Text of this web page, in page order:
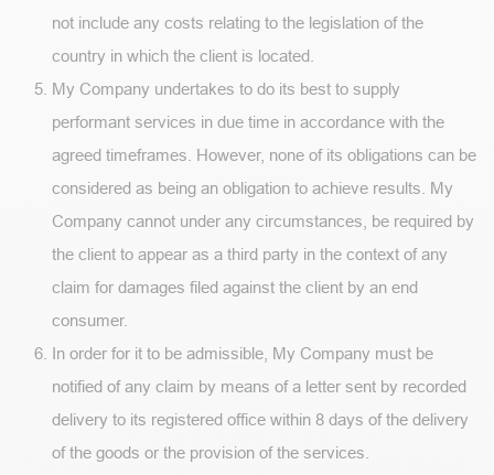
not include any costs relating to the legislation of the
country in which the client is located.
My Company undertakes to do its best to supply
performant services in due time in accordance with the
agreed timeframes. However, none of its obligations can be
considered as being an obligation to achieve results. My
Company cannot under any circumstances, be required by
the client to appear as a third party in the context of any
claim for damages filed against the client by an end
consumer.
In order for it to be admissible, My Company must be
notified of any claim by means of a letter sent by recorded
delivery to its registered office within 8 days of the delivery
of the goods or the provision of the services.